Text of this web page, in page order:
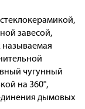
завесой,
называемая
чугунный
на 360°,
дымовых